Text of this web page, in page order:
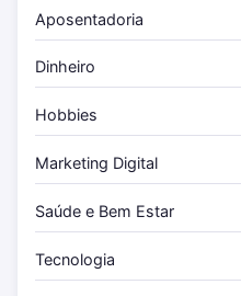
Aposentadoria
Dinheiro
Hobbies
Marketing Digital
Saúde e Bem Estar
Tecnologia